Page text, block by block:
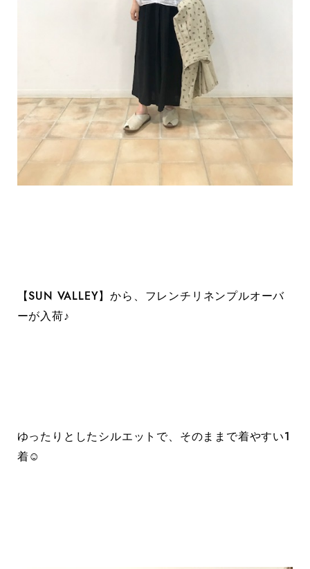
【SUN VALLEY】から、フレンチリネンプルオーバ
ーが入荷♪
ゆったりとしたシルエットで、そのままで着やすい1
着☺︎